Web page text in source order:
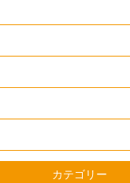
カテゴリー